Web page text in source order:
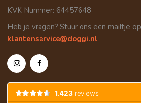
KVK Nummer: 64457648
Heb je vragen? Stuur ons een mailtje op
klantenservice@doggi.nl